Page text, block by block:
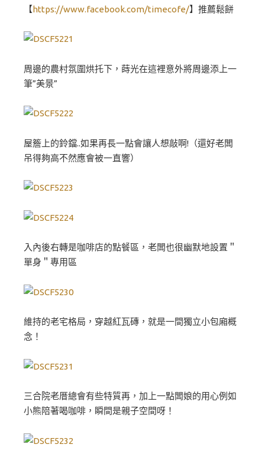
【https://www.facebook.com/timecofe/】推薦鬆餅
周邊的農村氛圍烘托下，蒔光在這裡意外將周邊添上一
筆”美景”
屋簷上的鈴鐺..如果再長一點會讓人想敲啊!（還好老闆
吊得夠高不然應會被一直響）
入內後右轉是咖啡店的點餐區，老闆也很幽默地設置＂
單身＂專用區
維持的老宅格局，穿越紅瓦磚，就是一間獨立小包廂概
念！
三合院老厝總會有些特質再，加上一點闆娘的用心例如
小熊陪著喝咖啡，瞬間是親子空間呀！